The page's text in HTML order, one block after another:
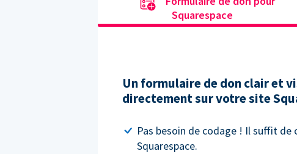
Squarespace
Un formulaire de don clair et
directement sur votre site
Pas besoin de codage ! Il suffit de
Squarespace.